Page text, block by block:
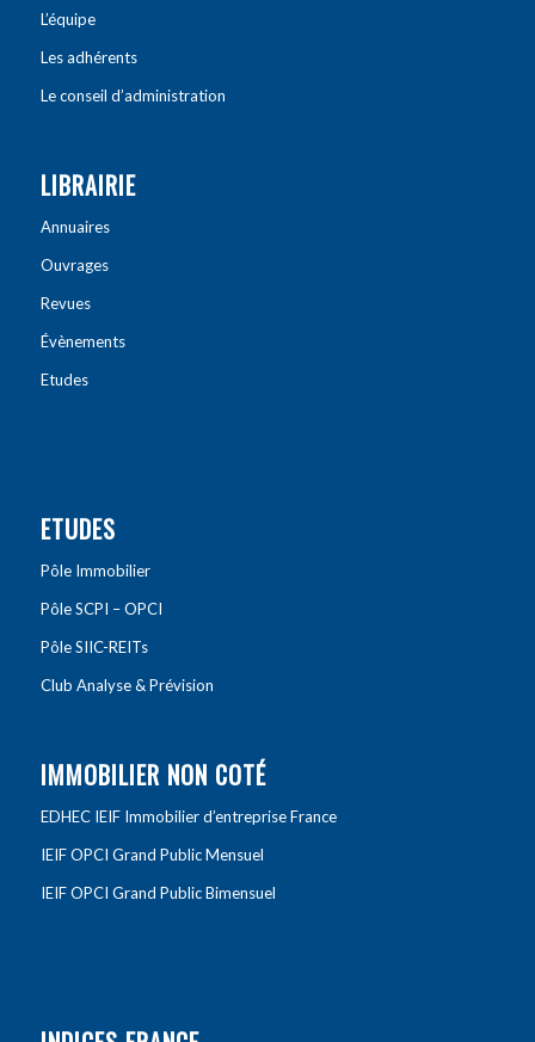
L’équipe
Les adhérents
Le conseil d’administration
LIBRAIRIE
Annuaires
Ouvrages
Revues
Évènements
Etudes
ETUDES
Pôle Immobilier
Pôle SCPI – OPCI
Pôle SIIC-REITs
Club Analyse & Prévision
IMMOBILIER NON COTÉ
EDHEC IEIF Immobilier d’entreprise France
IEIF OPCI Grand Public Mensuel
IEIF OPCI Grand Public Bimensuel